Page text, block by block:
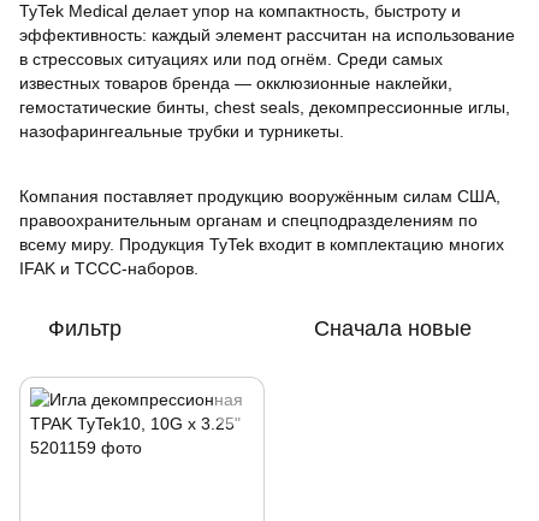
TyTek Medical делает упор на компактность, быстроту и
эффективность: каждый элемент рассчитан на использование
в стрессовых ситуациях или под огнём. Среди самых
известных товаров бренда — окклюзионные наклейки,
гемостатические бинты, chest seals, декомпрессионные иглы,
назофарингеальные трубки и турникеты.
Компания поставляет продукцию вооружённым силам США,
правоохранительным органам и спецподразделениям по
всему миру. Продукция TyTek входит в комплектацию многих
IFAK и TCCC-наборов.
Фильтр Сначала новые